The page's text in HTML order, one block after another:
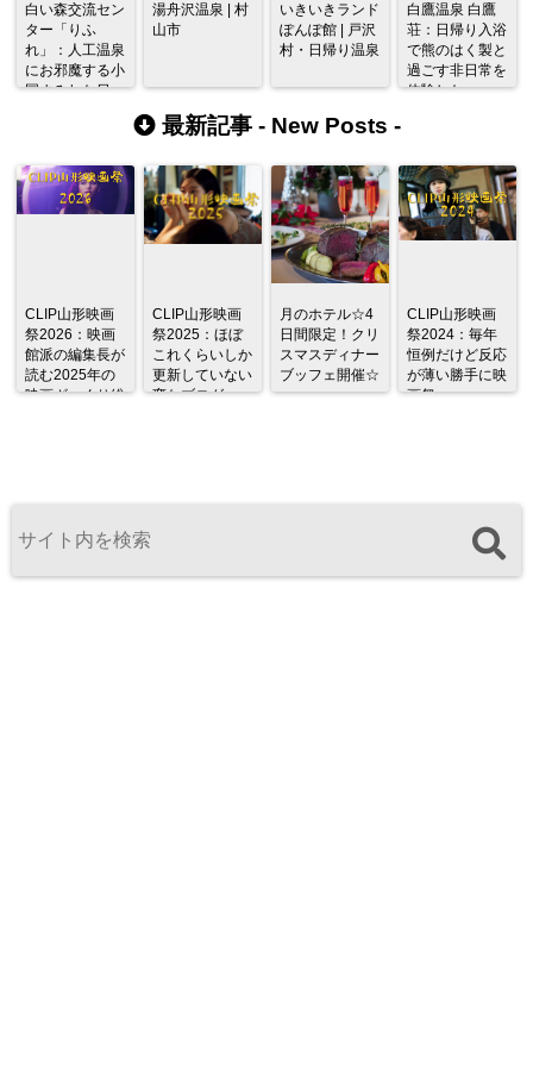
白い森交流セン
ター「りふ
れ」：人工温泉
にお邪魔する小
国まみれな日
湯舟沢温泉 | 村
山市
いきいきランド
ぽんぽ館 | 戸沢
村・日帰り温泉
白鷹温泉 白鷹
荘：日帰り入浴
で熊のはく製と
過ごす非日常を
体験した
最新記事 - New Posts -
CLIP山形映画
祭2026：映画
館派の編集長が
読む2025年の
映画ざっくり総
CLIP山形映画
祭2025：ほぼ
これくらいしか
更新していない
変なブログ
月のホテル☆4
日間限定！クリ
スマスディナー
ブッフェ開催☆
CLIP山形映画
祭2024：毎年
恒例だけど反応
が薄い勝手に映
画祭